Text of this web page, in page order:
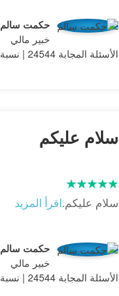
حكمت سالم
خبير مالي
الأسئلة المجابة 24544 | نسبة الرضا 97.7%
سلام عليكم
سلام عليكم.اقرأ المزيد
حكمت سالم
خبير مالي
الأسئلة المجابة 24544 | نسبة الرضا 97.7%